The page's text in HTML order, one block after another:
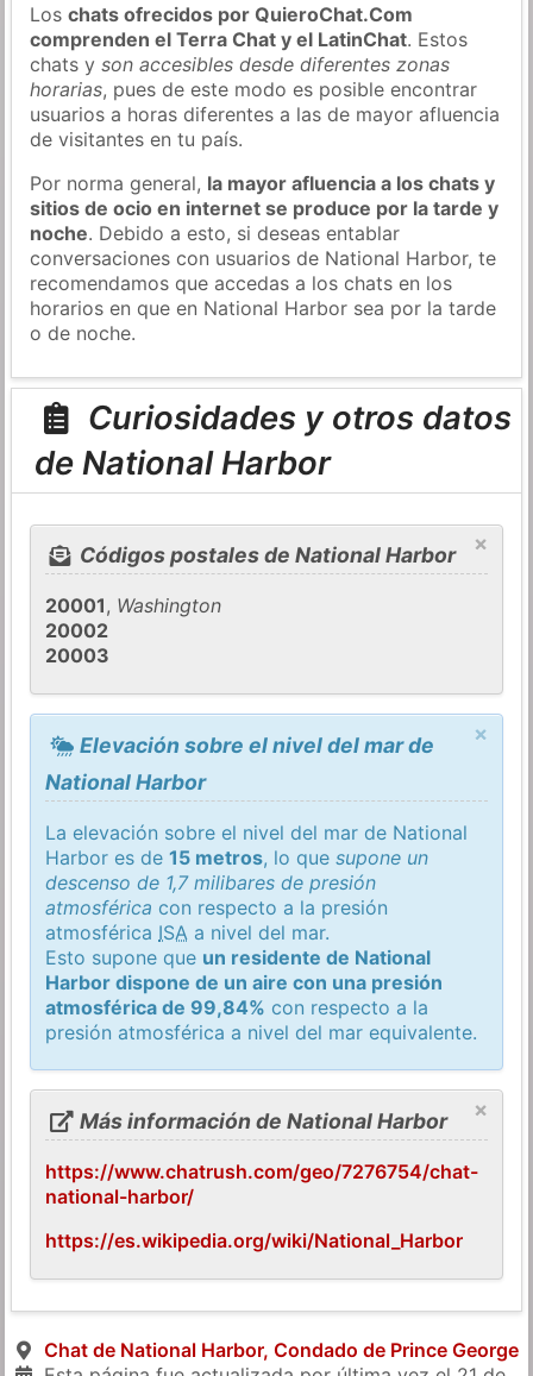
Loschats ofrecidos por QuieroChat.Com
comprenden el Terra Chat y el LatinChat. Estos
chats yson accesibles desde diferentes zonas
horarias, pues de este modo es posible encontrar
usuarios a horas diferentes a las de mayor afluencia
de visitantes en tu país.
Por norma general, la mayor afluencia a los chats y
sitios de ocio en internet se produce por la tarde y
noche. Debido a esto, si deseas entablar
conversaciones con usuarios de National Harbor, te
recomendamos que accedas a los chats en los
horarios en que en National Harbor sea por la tarde
o de noche.
Curiosidades y otros datos
de National Harbor
×
Códigos postales de National Harbor
20001, Washington
20002
20003
×
Elevación sobre el nivel del mar de
National Harbor
La elevación sobre el nivel del mar de National
Harbor es de15 metros, lo quesupone un
descenso de 1,7 milibares de presión
atmosférica con respecto a la presión
atmosférica ISA a nivel del mar.
Esto supone que un residente de National
Harbor dispone de un aire con una presión
atmosférica de 99,84% con respecto a la
presión atmosférica a nivel del mar equivalente.
×
Más información de National Harbor
https://www.chatrush.com/geo/7276754/chat-
national-harbor/
https://es.wikipedia.org/wiki/National_Harbor
Chat de National Harbor, Condado de Prince George